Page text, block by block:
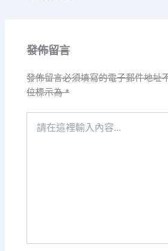
發佈留言
發佈留言必須填寫的電子郵件地址
位標示為*